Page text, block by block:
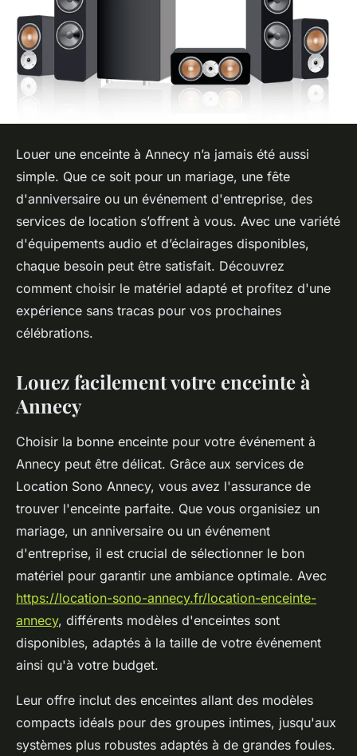
Louer une enceinte à Annecy n’a jamais été aussi
simple. Que ce soit pour un mariage, une fête
d'anniversaire ou un événement d'entreprise, des
services de location s’offrent à vous. Avec une variété
d'équipements audio et d’éclairages disponibles,
chaque besoin peut être satisfait. Découvrez
comment choisir le matériel adapté et profitez d'une
expérience sans tracas pour vos prochaines
célébrations.
Louez facilement votre enceinte à
Annecy
Choisir la bonne enceinte pour votre événement à
Annecy peut être délicat. Grâce aux services de
Location Sono Annecy, vous avez l'assurance de
trouver l'enceinte parfaite. Que vous organisiez un
mariage, un anniversaire ou un événement
d'entreprise, il est crucial de sélectionner le bon
matériel pour garantir une ambiance optimale. Avec
https://location-sono-annecy.fr/location-enceinte-
annecy, différents modèles d'enceintes sont
disponibles, adaptés à la taille de votre événement
ainsi qu'à votre budget.
Leur offre inclut des enceintes allant des modèles
compacts idéals pour des groupes intimes, jusqu'aux
systèmes plus robustes adaptés à de grandes foules.